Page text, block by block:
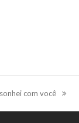
com você